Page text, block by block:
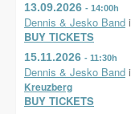
13.09.2026 - 14:00h
Dennis & Jesko Band
BUY TICKETS
15.11.2026 - 11:30h
Dennis & Jesko Band
Kreuzberg
BUY TICKETS